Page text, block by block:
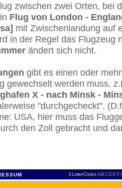
zwischen zwei Orten, bei
Flug von London -
mit Zwischenlandung auf
in der Regel das Flugzeug
ändert sich nicht.
gibt es einen oder
gewechselt werden muss,
X - nach Minsk -
"durchgecheckt".
USA, hier muss das
den Zoll gebracht und
3 Letter-Codes ABCDEF